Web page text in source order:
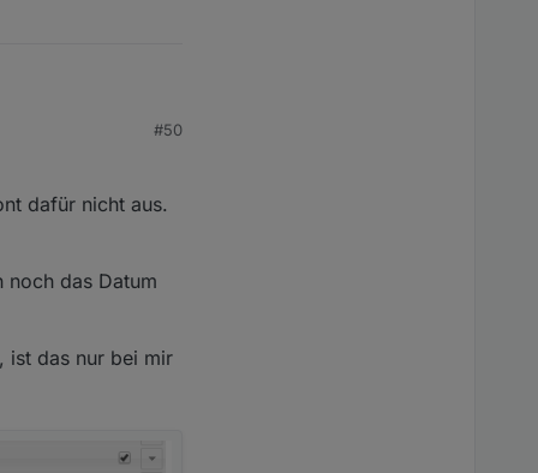
dazu ein Issue auf
#50
dafür nicht aus.
das Datum
ist das nur bei mir